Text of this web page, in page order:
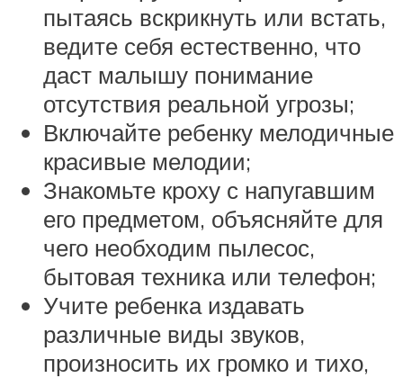
пытаясь вскрикнуть или встать,
ведите себя естественно, что
даст малышу понимание
отсутствия реальной угрозы;
Включайте ребенку мелодичные
красивые мелодии;
Знакомьте кроху с напугавшим
его предметом, объясняйте для
чего необходим пылесос,
бытовая техника или телефон;
Учите ребенка издавать
различные виды звуков,
произносить их громко и тихо,